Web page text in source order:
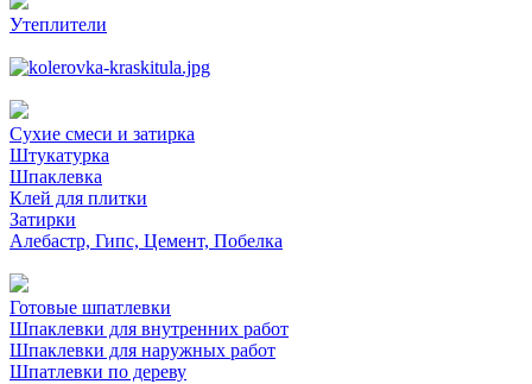
Утеплители
Сухие смеси и затирка
Штукатурка
Шпаклевка
Клей для плитки
Затирки
Алебастр, Гипс, Цемент, Побелка
Готовые шпатлевки
Шпаклевки для внутренних работ
Шпаклевки для наружных работ
Шпатлевки по дереву